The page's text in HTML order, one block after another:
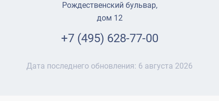
Рождественский бульвар,
дом 12
+7 (495) 628-77-00
Дата последнего обновления: 6 августа 2026